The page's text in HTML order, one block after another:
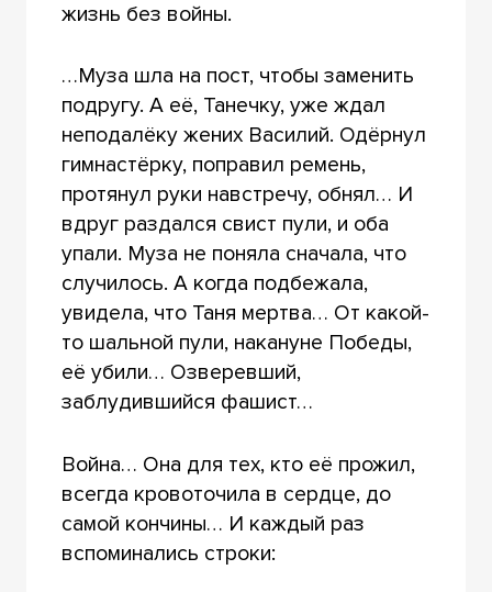
жизнь без войны.
…Муза шла на пост, чтобы заменить
подругу. А её, Танечку, уже ждал
неподалёку жених Василий. Одёрнул
гимнастёрку, поправил ремень,
протянул руки навстречу, обнял… И
вдруг раздался свист пули, и оба
упали. Муза не поняла сначала, что
случилось. А когда подбежала,
увидела, что Таня мертва… От какой-
то шальной пули, накануне Победы,
её убили… Озверевший,
заблудившийся фашист…
Война… Она для тех, кто её прожил,
всегда кровоточила в сердце, до
самой кончины… И каждый раз
вспоминались строки: